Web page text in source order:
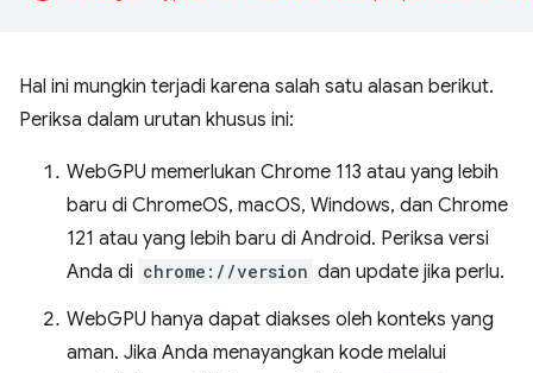
Hal ini mungkin terjadi karena salah satu alasan berikut.
Periksa dalam urutan khusus ini:
WebGPU memerlukan Chrome 113 atau yang lebih
baru di ChromeOS, macOS, Windows, dan Chrome
121 atau yang lebih baru di Android. Periksa versi
Anda di chrome://version dan update jika perlu.
WebGPU hanya dapat diakses oleh konteks yang
aman. Jika Anda menayangkan kode melalui